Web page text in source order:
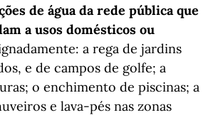
de água da rede pública que
a usos domésticos ou
a rega de jardins
e de campos de golfe; a
o enchimento de piscinas; a
e lava-pés nas zonas